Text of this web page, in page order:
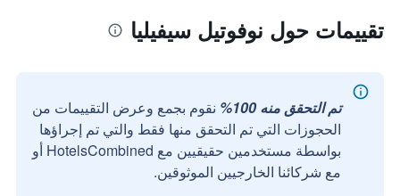
تقييمات حول نوفوتيل سيفيليا
تم التحقق منه 100%
نقوم بجمع وعرض التقييمات من
الحجوزات التي تم التحقق منها فقط والتي تم إجراؤها
بواسطة مستخدمين حقيقيين مع HotelsCombined أو
مع شركائنا الخارجيين الموثوقين.